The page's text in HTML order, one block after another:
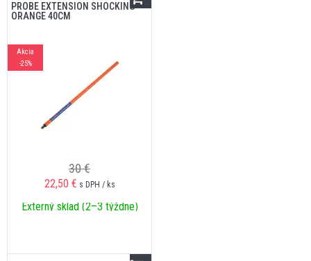
PROBE EXTENSION SHOCKING
ORANGE 40CM
Akcia
-25%
30 €
22,50 € s DPH / ks
Externý sklad (2–3 týždne)